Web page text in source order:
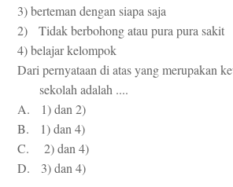
3) berteman dengan siapa saja
2) Tidak berbohong atau pura
4) belajar kelompok
Dari pernyataan di atas yang merupakan
sekolah adalah ....
A. 1) dan
B. 1) dan 4)
C. 2) dan
D. 3) dan 4)